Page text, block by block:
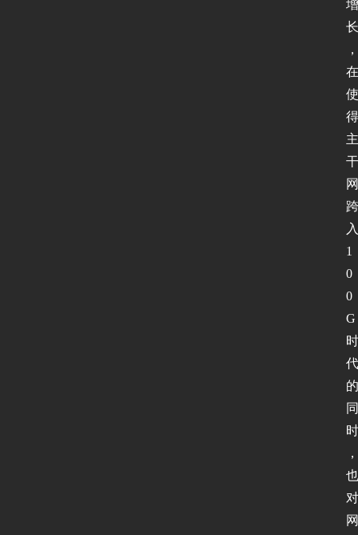
增
长
，
在
使
得
主
干
网
跨
入
1
0
0
G
时
代
的
同
时
，
也
对
网